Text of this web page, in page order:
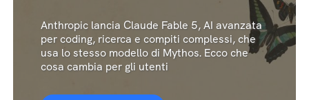
Anthropic lancia Claude Fable 5, AI avanzata
per coding, ricerca e compiti complessi, che
usa lo stesso modello di Mythos. Ecco che
cosa cambia per gli utenti